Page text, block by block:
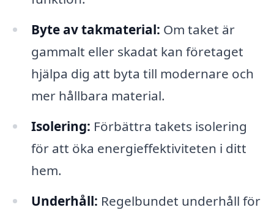
Byte av takmaterial: Om taket är
gammalt eller skadat kan företaget
hjälpa dig att byta till modernare och
mer hållbara material.
Isolering: Förbättra takets isolering
för att öka energieffektiviteten i ditt
hem.
Underhåll: Regelbundet underhåll för